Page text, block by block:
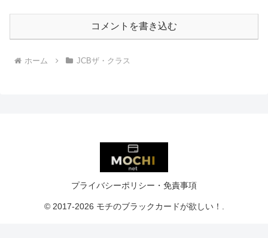
コメントを書き込む
ホーム JCBザ・クラス
プライバシーポリシー・免責事項
© 2017-2026 モチのブラックカードが欲しい！.